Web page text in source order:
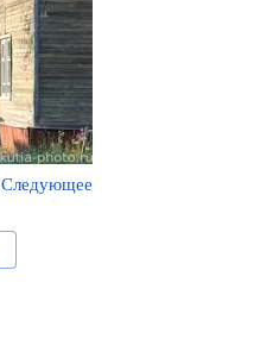
Следующее